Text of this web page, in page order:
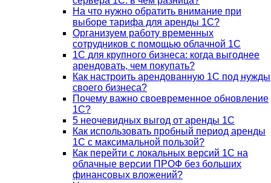
На что нужно обратить внимание при
выборе тарифа для аренды 1С?
Организуем работу временных
сотрудников с помощью облачной 1С
1С для крупного бизнеса: когда выгоднее
арендовать, чем покупать?
Как настроить арендованную 1С под нужды
своего бизнеса?
Почему важно своевременное обновление
1С?
5 неочевидных выгод от аренды 1С
Как использовать пробный период аренды
1С с максимальной пользой?
Как перейти с локальных версий 1С на
облачные версии ПРОФ без больших
финансовых вложений?